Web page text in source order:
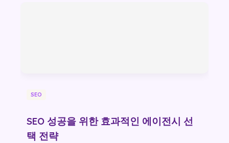
SEO
SEO 성공을 위한 효과적인 에이전시 선
택 전략